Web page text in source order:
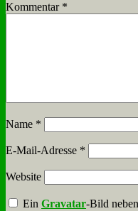
Kommentar *
Name *
E-Mail-Adresse *
Website
EinGravatar-Bild